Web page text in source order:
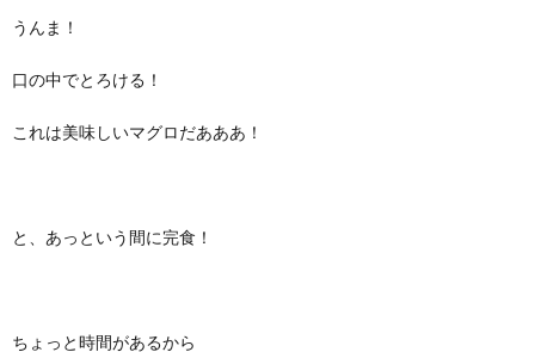
うんま！
口の中でとろける！
これは美味しいマグロだあああ！
と、あっという間に完食！
ちょっと時間があるから